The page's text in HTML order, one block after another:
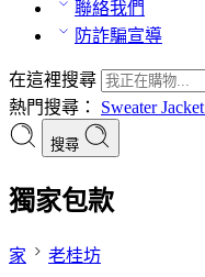
聯絡我們
防詐騙宣導
在這裡搜尋
熱門搜尋： SweaterJacket
搜尋
獨家包款
家 老桂坊